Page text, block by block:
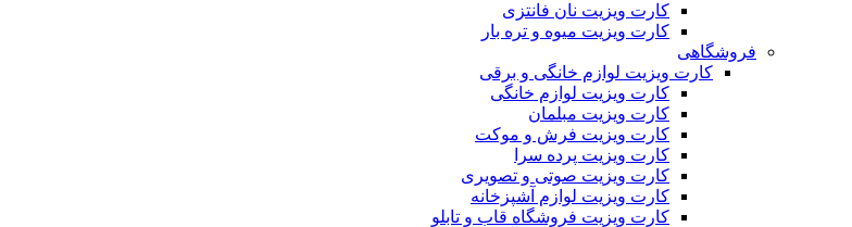
کارت ویزیت نان فانتزی
کارت ویزیت میوه و تره بار
فروشگاهی
کارت ویزیت لوازم خانگی و برقی
کارت ویزیت لوازم خانگی
کارت ویزیت مبلمان
کارت ویزیت فرش و موکت
کارت ویزیت پرده سرا
کارت ویزیت صوتی و تصویری
کارت ویزیت لوازم آشپزخانه
کارت ویزیت فروشگاه قاب و تابلو